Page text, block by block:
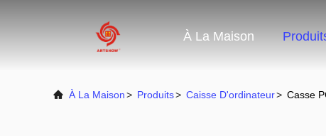
À La Maison
À La Maison> Produits> Caisse D'ordinateur> Casse